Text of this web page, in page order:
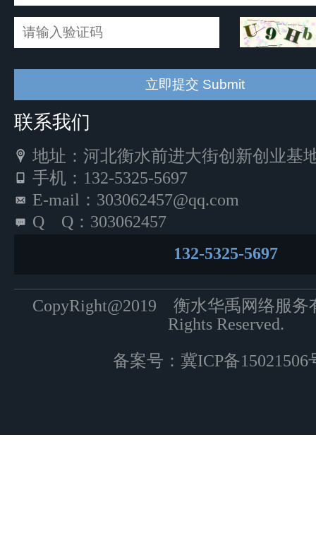
联系我们
地址：河北衡水前进大街创新创业基
手机：132-5325-5697
E-mail：303062457@qq.com
Q Q：303062457
132-5325-5697
CopyRight@2019 衡水华禹网络服
Rights Reserved.
备案号： 冀ICP备15021506